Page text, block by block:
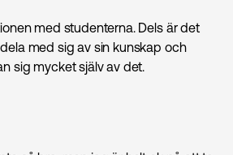
med studenterna. Dels är det
med sig av sin kunskap och
sig mycket själv av det.